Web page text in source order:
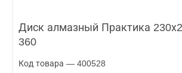
Диск алмазный Практика
360
Код товара — 400528